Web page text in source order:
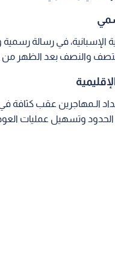
الإسبانية، في رسالة
والنصف بعد الظهر من
الـمهاجرين عقب كثافة
وتسهيل عمليات